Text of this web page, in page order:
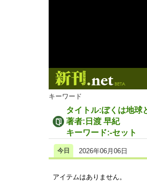
キーワード
タイトル:ぼくは地球
著者:日渡 早紀
キーワード:-セット
今日 2026年06月06日
アイテムはありません。